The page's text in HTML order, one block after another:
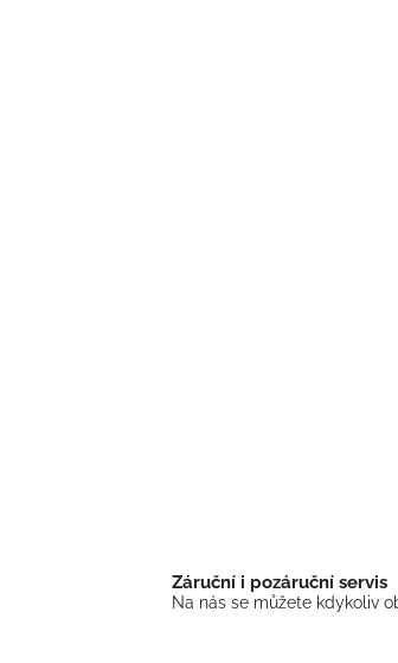
Záruční i pozáruční servis
Na nás se můžete kdykoliv